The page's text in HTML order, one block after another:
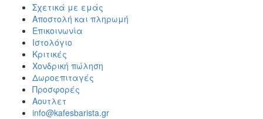
Σχετικά με εμάς
Αποστολή και πληρωμή
Επικοινωνία
Ιστολόγιο
Κριτικές
Χονδρική πώληση
Δωροεπιταγές
Προσφορές
Αουτλετ
info@kafesbarista.gr